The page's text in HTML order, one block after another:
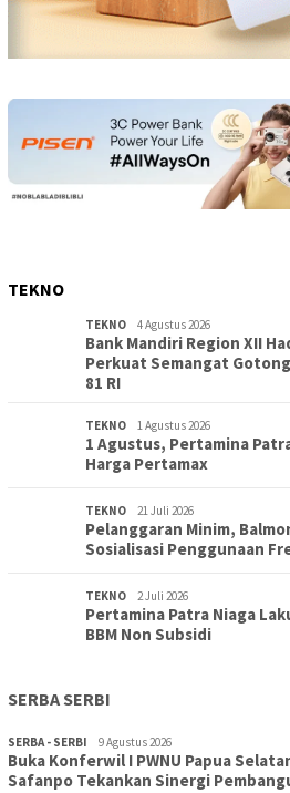
TEKNO
TEKNO 4 Agustus 2026
Bank Mandiri Region XII
Perkuat Semangat
81 RI
TEKNO 1 Agustus 2026
1 Agustus, Pertamina
Harga Pertamax
TEKNO 21 Juli 2026
Pelanggaran Minim,
Sosialisasi Penggunaan
TEKNO 2 Juli 2026
Pertamina Patra Niaga
BBM Non Subsidi
SERBA SERBI
SERBA - SERBI 9 Agustus 2026
Buka Konferwil I PWNU Papua
Safanpo Tekankan Sinergi
TOPIK 9 Agustus 2026
Konferwil I PWNU Papua Selatan